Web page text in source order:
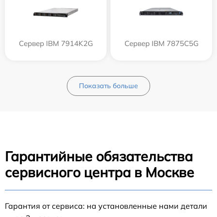
Сервер IBM 7914K2G Сервер IBM 7875C5G
Показать больше
Гарантийные обязательства
сервисного центра в Москве
Гарантия от сервиса: на установленные нами детали